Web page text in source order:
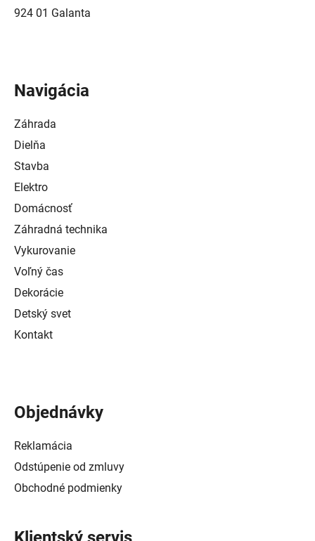
924 01 Galanta
Navigácia
Záhrada
Dielňa
Stavba
Elektro
Domácnosť
Záhradná technika
Vykurovanie
Voľný čas
Dekorácie
Detský svet
Kontakt
Objednávky
Reklamácia
Odstúpenie od zmluvy
Obchodné podmienky